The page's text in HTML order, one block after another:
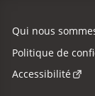
Qui nous
Politique de
Accessibilité